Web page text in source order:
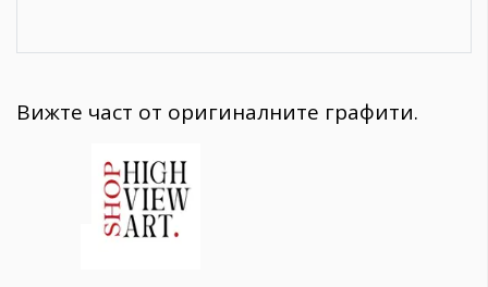
Вижте част от оригиналните графити.